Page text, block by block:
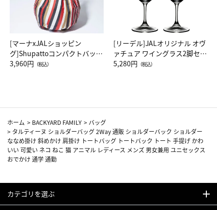
[マーナxJALショッピン
グ]Shupattoコンパクトバッグ
Drop JAL客室乗務員（LC）ス
3,960円 （税込）
[リーデル]JALオリジナル オヴ
ァチュア ワイングラス2脚セッ
ト（レッドワイン）
5,280円 （税込）
ホーム > BACKYARD FAMILY > バッグ
> タルティーヌ ショルダーバッグ 2Way 通販 ショルダーバック ショルダー
ななめ掛け 斜めかけ 肩掛け トートバッグ トートバック トート 手提げ かわ
いい 可愛い ネコ ねこ 猫 アニマル レディース メンズ 男女兼用 ユニセックス
おでかけ 通学 通勤
カテゴリを選ぶ